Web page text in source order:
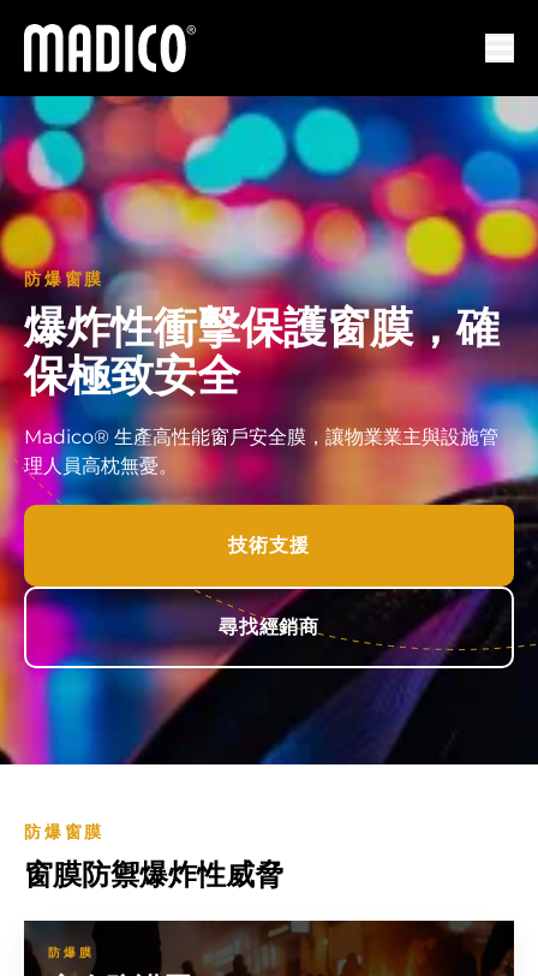
馬迪科
防爆窗膜
爆炸性衝擊保護窗膜，確
保極致安全
Madico® 生產高性能窗戶安全膜，讓物業業主與設施管
理人員高枕無憂。
技術支援
尋找經銷商
防爆窗膜
窗膜防禦爆炸性威脅
防爆膜